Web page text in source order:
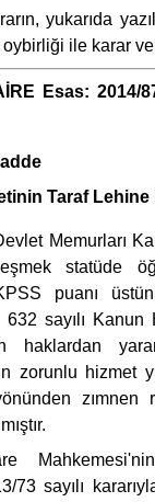
yukarıda
ile karar
Esas: 2014/
Taraf
Memurları
statüde
puanı
632 sayılı
haklardan
zorunlu hizmet
73 sayılı